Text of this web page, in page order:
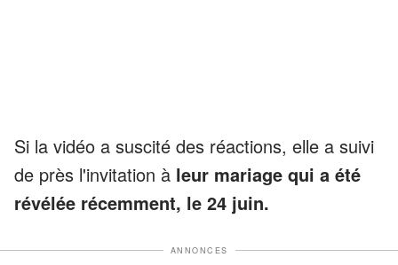
Si la vidéo a suscité des réactions, elle a suivi
de près l'invitation à leur mariage qui a été
révélée récemment, le 24 juin.
ANNONCES